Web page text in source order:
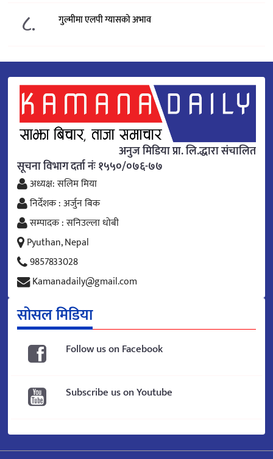
८. गुल्मीमा एलपी ग्यासको अभाव
अनुज मिडिया प्रा. लि.द्धारा संचालित
सूचना विभाग दर्ता नंः १५५०/०७६-७७
अध्यक्ष: सलिम मिया
निर्देशक : अर्जुन बिक
सम्पादक : सनिउल्ला धोबी
Pyuthan, Nepal
9857833028
Kamanadaily@gmail.com
सोसल मिडिया
Follow us on Facebook
Subscribe us on Youtube